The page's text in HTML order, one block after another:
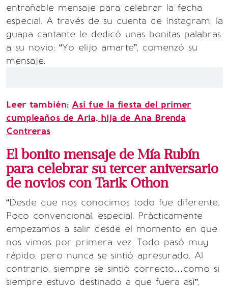
entrañable mensaje para celebrar la fecha
especial. A través de su cuenta de Instagram, la
guapa cantante le dedicó unas bonitas palabras
a su novio: “Yo elijo amarte”, comenzó su
mensaje.
Leer también: Así fue la fiesta del primer
cumpleaños de Aria, hija de Ana Brenda
Contreras
El bonito mensaje de Mía Rubín
para celebrar su tercer aniversario
de novios con Tarik Othon
“Desde que nos conocimos todo fue diferente.
Poco convencional, especial. Prácticamente
empezamos a salir desde el momento en que
nos vimos por primera vez. Todo pasó muy
rápido, pero nunca se sintió apresurado. Al
contrario, siempre se sintió correcto…como si
siempre estuvo destinado a que fuera así”,